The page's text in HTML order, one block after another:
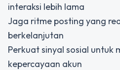
interaksi lebih lama
Jaga ritme posting yang
berkelanjutan
Perkuat sinyal sosial untuk
kepercayaan akun